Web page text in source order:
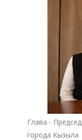
Глава -
города Кызыла